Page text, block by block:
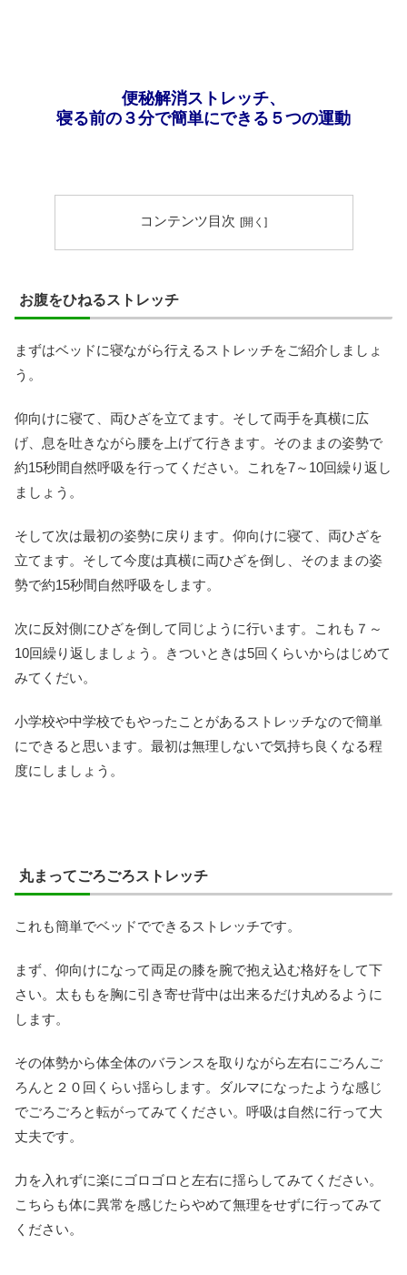
便秘解消ストレッチ、
寝る前の３分で簡単にできる５つの運動
コンテンツ目次
お腹をひねるストレッチ
まずはベッドに寝ながら行えるストレッチをご紹介しましょ
う。
仰向けに寝て、両ひざを立てます。そして両手を真横に広
げ、息を吐きながら腰を上げて行きます。そのままの姿勢で
約15秒間自然呼吸を行ってください。これを7～10回繰り返し
ましょう。
そして次は最初の姿勢に戻ります。仰向けに寝て、両ひざを
立てます。そして今度は真横に両ひざを倒し、そのままの姿
勢で約15秒間自然呼吸をします。
次に反対側にひざを倒して同じように行います。これも７～
10回繰り返しましょう。きついときは5回くらいからはじめて
みてくだい。
小学校や中学校でもやったことがあるストレッチなので簡単
にできると思います。最初は無理しないで気持ち良くなる程
度にしましょう。
丸まってごろごろストレッチ
これも簡単でベッドでできるストレッチです。
まず、仰向けになって両足の膝を腕で抱え込む格好をして下
さい。太ももを胸に引き寄せ背中は出来るだけ丸めるように
します。
その体勢から体全体のバランスを取りながら左右にごろんご
ろんと２０回くらい揺らします。ダルマになったような感じ
でごろごろと転がってみてください。呼吸は自然に行って大
丈夫です。
力を入れずに楽にゴロゴロと左右に揺らしてみてください。
こちらも体に異常を感じたらやめて無理をせずに行ってみて
ください。